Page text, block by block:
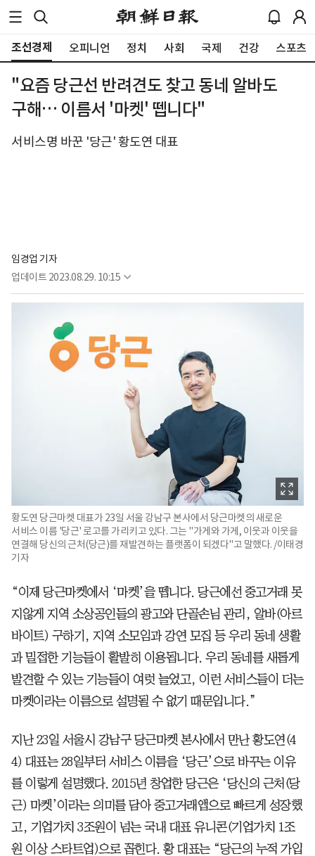
조선경제 오피니언 정치 사회 국제 건강 스포츠
"요즘 당근선 반려견도 찾고 동네 알바도
구해… 이름서 '마켓' 뗍니다"
서비스명 바꾼 '당근' 황도연 대표
임경업 기자
업데이트 2023.08.29. 10:15
황도연 당근마켓 대표가 23일 서울 강남구 본사에서 당근마켓의 새로운
서비스 이름 '당근' 로고를 가리키고 있다. 그는 "가게와 가게, 이웃과 이웃을
연결해 당신의 근처(당근)를 재발견하는 플랫폼이 되겠다"고 말했다. /이태경
기자
“이제 당근마켓에서 ‘마켓’을 뗍니다. 당근에선 중고거래 못
지않게 지역 소상공인들의 광고와 단골손님 관리, 알바(아르
바이트) 구하기, 지역 소모임과 강연 모집 등 우리 동네 생활
과 밀접한 기능들이 활발히 이용됩니다. 우리 동네를 새롭게
발견할 수 있는 기능들이 여럿 늘었고, 이런 서비스들이 더는
마켓이라는 이름으로 설명될 수 없기 때문입니다.”
지난 23일 서울시 강남구 당근마켓 본사에서 만난 황도연(4
4) 대표는 28일부터 서비스 이름을 ‘당근’으로 바꾸는 이유
를 이렇게 설명했다. 2015년 창업한 당근은 ‘당신의 근처(당
근) 마켓’이라는 의미를 담아 중고거래앱으로 빠르게 성장했
고, 기업가치 3조원이 넘는 국내 대표 유니콘(기업가치 1조
원 이상 스타트업)으로 꼽힌다. 황 대표는 “당근의 누적 가입